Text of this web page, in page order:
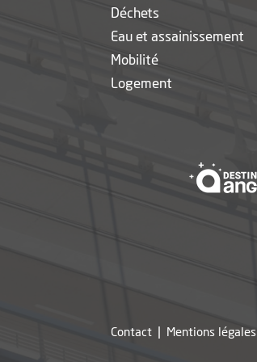
Déchets
Eau et assainissement
Mobilité
Logement
Contact Mentions légales